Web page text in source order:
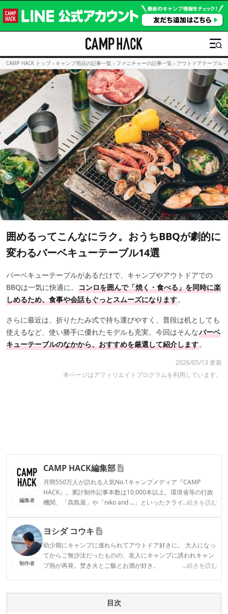
CAMP HACK トップ › キャンプ用品の記事一覧 › ファニチャーの記事一覧 › アウトドアテーブル
囲めるってこんなにラク。おうちBBQが劇的に
変わるバーベキューテーブル14選
バーベキューテーブルがあるだけで、キャンプやアウトドアでの
BBQは一気に快適に。 コンロを囲んで「焼く・食べる」を同時に楽
しめるため、食事や会話もぐっとスムーズになります。
さらに最近は、折りたたみ式で持ち運びやすく、普段は机としても
使えるなど、使い勝手に優れたモデルも充実。今回はそんなバーベ
キューテーブルのなかから、おすすめを厳選して紹介します。
2026/05/13 更新
本ページはアフィリエイトプログラムを利用しています。
編集者
CAMP HACK編集部
月間550万人が訪れる人気No.1キャンプメディア『CAMP
HACK』。累計制作記事本数は10,000本以上。環境省等の行政
機関、「髙島屋」や「niko and ...」といったクライアントとの
...続きを読む
CAMP HACK編集部のプロフィール
制作者
ヨシダ コウキ
幼少期にキャンプに連れられてアウトドア好きに。 大人になっ
てからご無沙汰だったものの、友人にキャンプに誘われキャン
プ熱が再発。焚き火とご飯とお酒が好き。
...続きを読む
ヨシダ コウキのプロフィール
目次